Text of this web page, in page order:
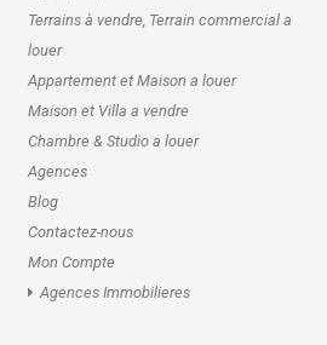
Terrains à vendre, Terrain commercial a
louer
Appartement et Maison a louer
Maison et Villa a vendre
Chambre & Studio a louer
Agences
Blog
Contactez-nous
Mon Compte
Agences Immobilieres